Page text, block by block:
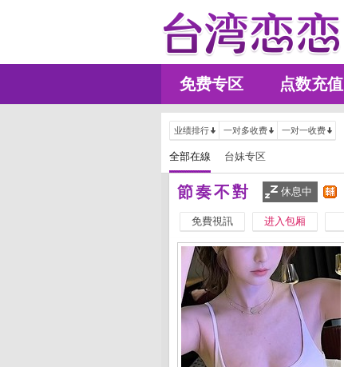
免费专区 点数充值
业绩排行 一对多收费 一对一收费
全部在線 台妹专区
節奏不對 休息中
免費視訊 进入包厢